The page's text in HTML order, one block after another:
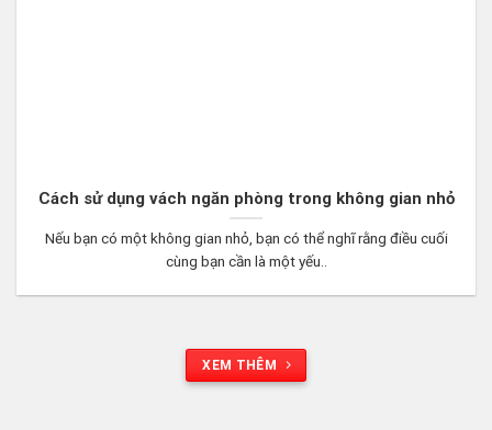
Cách sử dụng vách ngăn phòng trong không gian nhỏ
Nếu bạn có một không gian nhỏ, bạn có thể nghĩ rằng điều cuối
cùng bạn cần là một yếu..
XEM THÊM